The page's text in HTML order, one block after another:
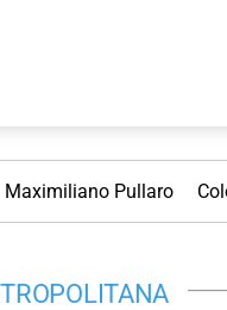
Maximiliano Pullaro